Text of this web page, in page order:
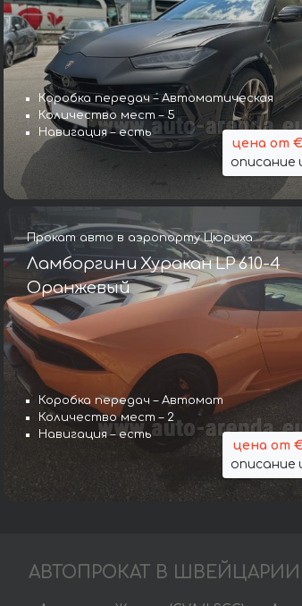
Коробка передач – Автоматическая
Количество мест – 5
Навигация – есть
цена от
описание
Прокат авто в аэропорту Цюриха
Ламборгини Хуракан LP 610-4
Оранжевый
Коробка передач – Автомат
Количество мест – 2
Навигация – есть
цена от
описание
АВТОПРОКАТ В ШВЕЙЦАРИИ